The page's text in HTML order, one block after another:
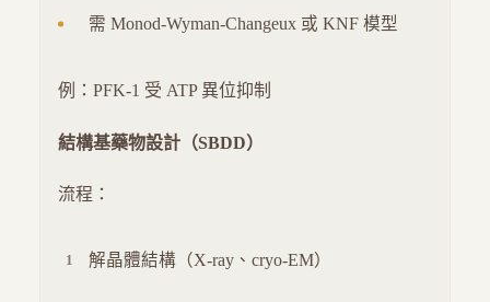
需 Monod-Wyman-Changeux 或 KNF 模型
例：PFK-1 受 ATP 異位抑制
結構基藥物設計（SBDD）
流程：
解晶體結構（X-ray、cryo-EM）